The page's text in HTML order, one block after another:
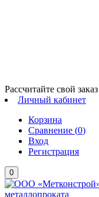
Рассчитайте свой заказ
Личный кабинет
Корзина
Сравнение (0)
Вход
Регистрация
0